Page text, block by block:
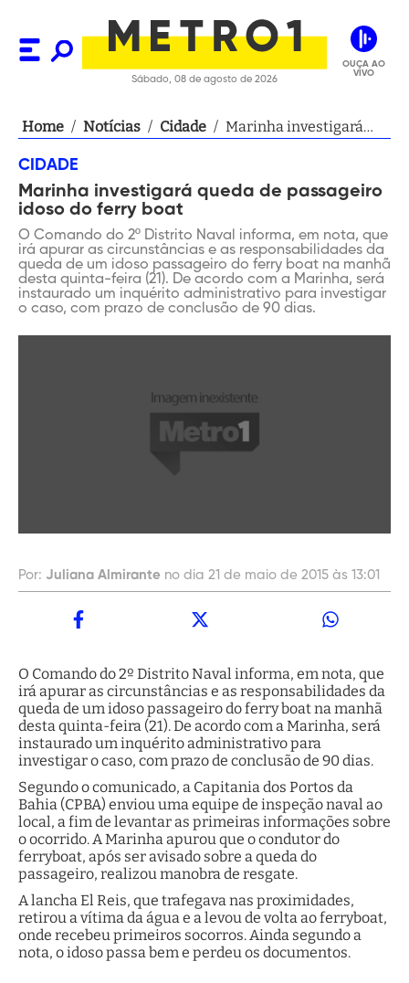
Sábado, 08 de agosto de 2026
OUÇA AO
VIVO
Home / Notícias / Cidade / Marinha investigará
CIDADE
Marinha investigará queda de passageiro
idoso do ferry boat
O Comando do 2º Distrito Naval informa, em nota, que
irá apurar as circunstâncias e as responsabilidades da
queda de um idoso passageiro do ferry boat na manhã
desta quinta-feira (21). De acordo com a Marinha, será
instaurado um inquérito administrativo para investigar
o caso, com prazo de conclusão de 90 dias.
Por: Juliana Almirante no dia 21 de maio de 2015 às 13:01
O Comando do 2º Distrito Naval informa, em nota, que
irá apurar as circunstâncias e as responsabilidades da
queda de um idoso passageiro do ferry boat na manhã
desta quinta-feira (21). De acordo com a Marinha, será
instaurado um inquérito administrativo para
investigar o caso, com prazo de conclusão de 90 dias.
Segundo o comunicado, a Capitania dos Portos da
Bahia (CPBA) enviou uma equipe de inspeção naval ao
local, a fim de levantar as primeiras informações sobre
o ocorrido. A Marinha apurou que o condutor do
ferryboat, após ser avisado sobre a queda do
passageiro, realizou manobra de resgate.
A lancha El Reis, que trafegava nas proximidades,
retirou a vítima da água e a levou de volta ao ferryboat,
onde recebeu primeiros socorros. Ainda segundo a
nota, o idoso passa bem e perdeu os documentos.